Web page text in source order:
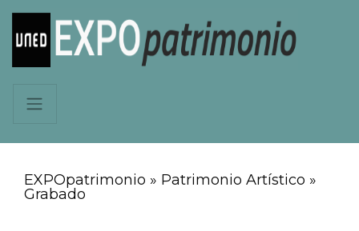
EXPOpatrimonio » Patrimonio Artístico »
Grabado